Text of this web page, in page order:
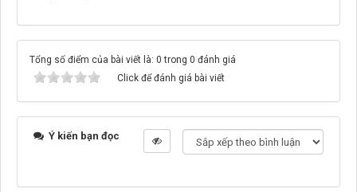
Tổng số điểm của bài viết là: 0 trong 0 đánh giá
Click để đánh giá bài viết
Ý kiến bạn đọc